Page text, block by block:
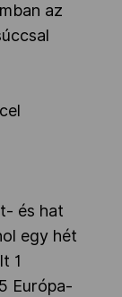
az
és hat
egy hét
1
Európa-